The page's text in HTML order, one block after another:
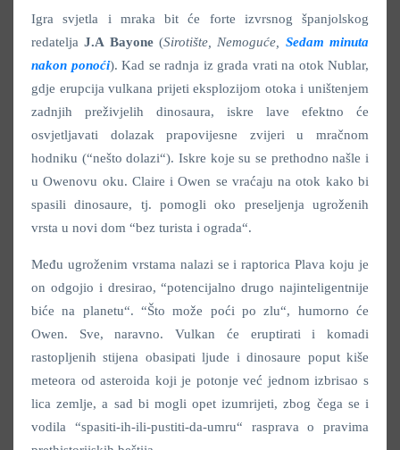
Igra svjetla i mraka bit će forte izvrsnog španjolskog
redateljaJ.A Bayone(Sirotište, Nemoguće, Sedam minuta
nakon ponoći). Kad se radnja iz grada vrati na otok Nublar,
gdje erupcija vulkana prijeti eksplozijom otoka i uništenjem
zadnjih preživjelih dinosaura, iskre lave efektno će
osvjetljavati dolazak prapovijesne zvijeri u mračnom
hodniku (“nešto dolazi“). Iskre koje su se prethodno našle i
u Owenovu oku. Claire i Owen se vraćaju na otok kako bi
spasili dinosaure, tj. pomogli oko preseljenja ugroženih
vrsta u novi dom “bez turista i ograda“.
Među ugroženim vrstama nalazi se i raptorica Plava koju je
on odgojio i dresirao, “potencijalno drugo najinteligentnije
biće na planetu“. “Što može poći po zlu“, humorno će
Owen. Sve, naravno. Vulkan će eruptirati i komadi
rastopljenih stijena obasipati ljude i dinosaure poput kiše
meteora od asteroida koji je potonje već jednom izbrisao s
lica zemlje, a sad bi mogli opet izumrijeti, zbog čega se i
vodila “spasiti-ih-ili-pustiti-da-umru“ rasprava o pravima